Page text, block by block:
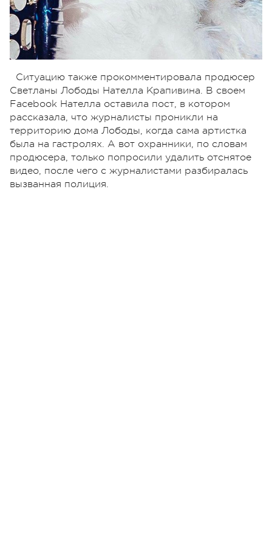
Ситуацию также прокомментировала продюсер
Светланы Лободы Нателла Крапивина. В своем
Facebook Нателла оставила пост, в котором
рассказала, что журналисты проникли на
территорию дома Лободы, когда сама артистка
была на гастролях. А вот охранники, по словам
продюсера, только попросили удалить отснятое
видео, после чего с журналистами разбиралась
вызванная полиция.